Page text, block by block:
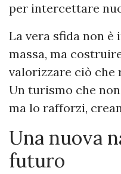
per intercettare
La vera sfida non
massa, ma
valorizzare ciò che
Un turismo che
ma lo rafforzi,
Una nuova
futuro